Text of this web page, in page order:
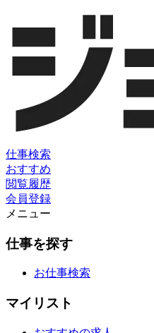
仕事検索
おすすめ
閲覧履歴
会員登録
メニュー
仕事を探す
お仕事検索
マイリスト